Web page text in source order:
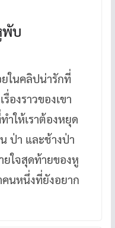
พับ
ในคลิปน่ารักที่
องราวของเขา
ให้เราต้องหยุด
ป่า และช้างป่า
ใจสุดท้ายของหู
นหนึ่งที่ยังอยาก